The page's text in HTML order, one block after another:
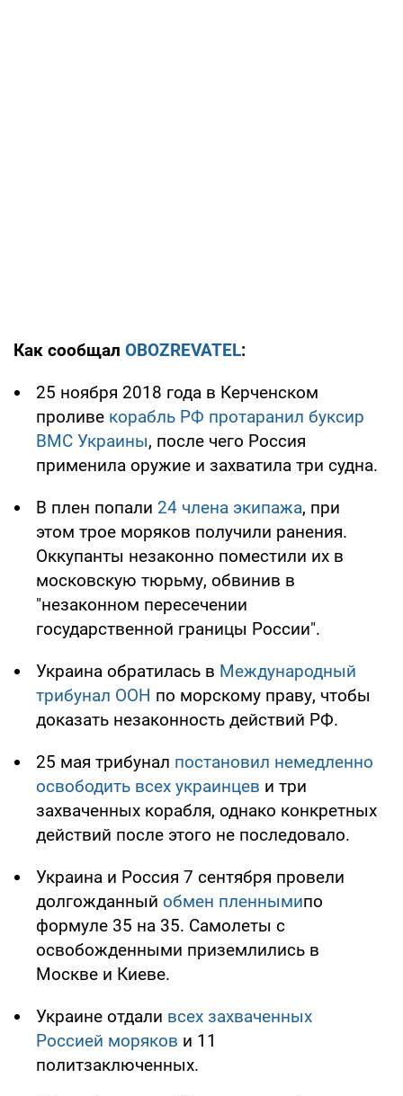
Как сообщал OBOZREVATEL:
25 ноября 2018 года в Керченском
проливе корабль РФ протаранил буксир
ВМС Украины, после чего Россия
применила оружие и захватила три судна.
В плен попали 24 члена экипажа, при
этом трое моряков получили ранения.
Оккупанты незаконно поместили их в
московскую тюрьму, обвинив в
"незаконном пересечении
государственной границы России".
Украина обратилась в Международный
трибунал ООН по морскому праву, чтобы
доказать незаконность действий РФ.
25 мая трибунал постановил немедленно
освободить всех украинцев и три
захваченных корабля, однако конкретных
действий после этого не последовало.
Украина и Россия 7 сентября провели
долгожданный обмен пленнымипо
формуле 35 на 35. Самолеты с
освобожденными приземлились в
Москве и Киеве.
Украине отдали всех захваченных
Россией моряков и 11
политзаключенных.